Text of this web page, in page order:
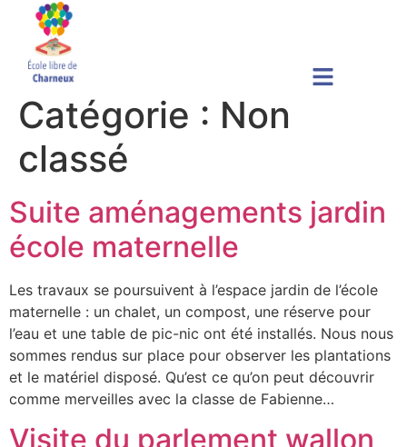
Catégorie : Non
classé
Suite aménagements jardin
école maternelle
Les travaux se poursuivent à l’espace jardin de l’école
maternelle : un chalet, un compost, une réserve pour
l’eau et une table de pic-nic ont été installés. Nous nous
sommes rendus sur place pour observer les plantations
et le matériel disposé. Qu’est ce qu’on peut découvrir
comme merveilles avec la classe de Fabienne…
Visite du parlement wallon